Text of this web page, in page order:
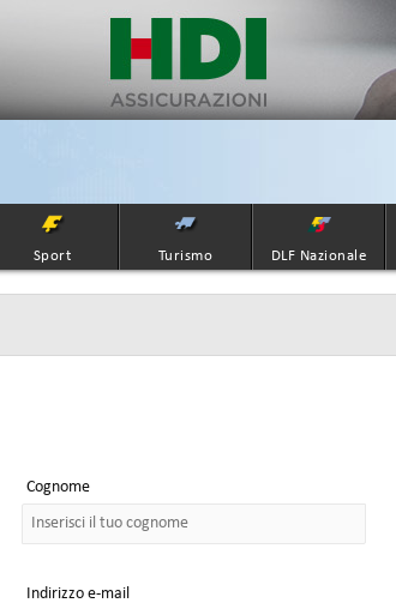
Sport Turismo DLF Nazionale
Cognome
Indirizzo e-mail